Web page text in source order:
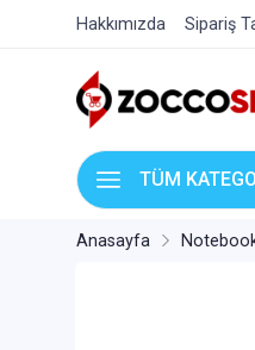
Hakkımızda Sipariş
TÜM
Anasayfa